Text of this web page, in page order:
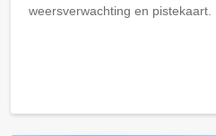
weersverwachting en pistekaart.